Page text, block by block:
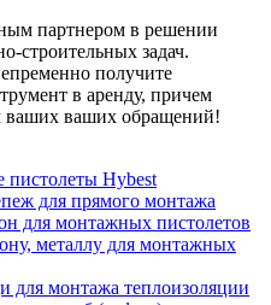
партнером в решении
строительных задач.
получите
в аренду, причем
ваших ваших обращений!
Hybest
для прямого монтажа
для монтажных пистолетов
металлу для монтажных
для монтажа теплоизоляции